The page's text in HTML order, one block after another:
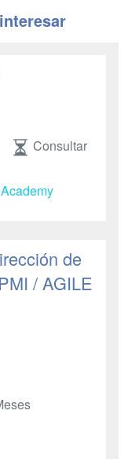
Consultar
de
/ AGILE